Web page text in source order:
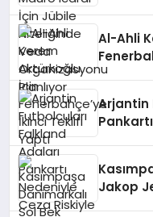
Al-Ahli
Arjantin
Jakop